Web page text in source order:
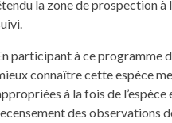
la zone de prospection à
participant à ce programme
connaître cette espèce
à la fois de
des observations